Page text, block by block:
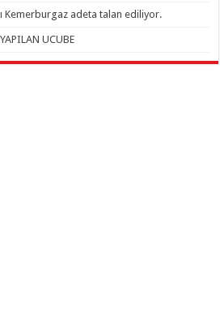
Kemerburgaz adeta talan ediliyor.
UCUBE